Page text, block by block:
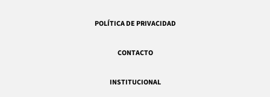
POLÍTICA DE PRIVACIDAD
CONTACTO
INSTITUCIONAL